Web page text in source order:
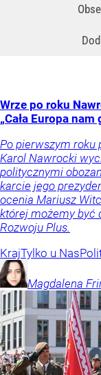
Wrze po roku
„Cała Europa
Po pierwszym roku
Karol Nawrocki
politycznymi
karcie jego
ocenia Mariusz
której możemy być
Rozwoju Plus.
KrajTylko u Nas
Magdalena